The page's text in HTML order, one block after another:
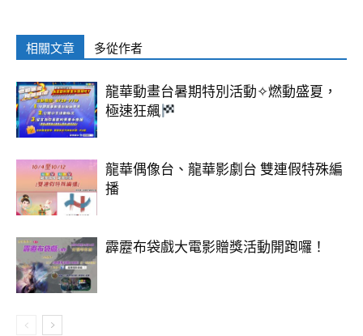
相關文章 多從作者
龍華動畫台暑期特別活動✧燃動盛夏，
極速狂飆
龍華偶像台、龍華影劇台 雙連假特殊編
播
霹靂布袋戲大電影贈獎活動開跑囉！